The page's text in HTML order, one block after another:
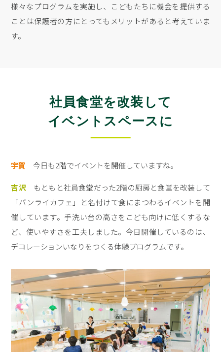
様々なプログラムを実施し、こどもたちに機会を提供する
ことは保護者の方にとってもメリットがあると考えていま
す。
社員食堂を改装して
イベントスペースに
宇賀 今日も2階でイベントを開催していますね。
吉沢 もともと社員食堂だった2階の厨房と食堂を改装して
「バンライカフェ」と名付けて食にまつわるイベントを開
催しています。手洗い台の高さをこども向けに低くするな
ど、使いやすさを工夫しました。今日開催しているのは、
デコレーションいなりをつくる体験プログラムです。